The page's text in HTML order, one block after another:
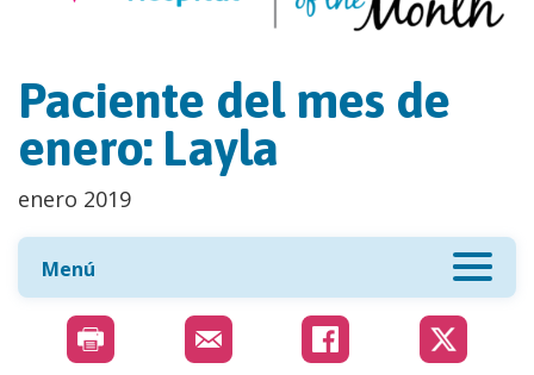
Paciente del mes de
enero: Layla
enero 2019
Menú